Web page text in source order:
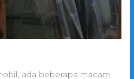
ada beberapa macam